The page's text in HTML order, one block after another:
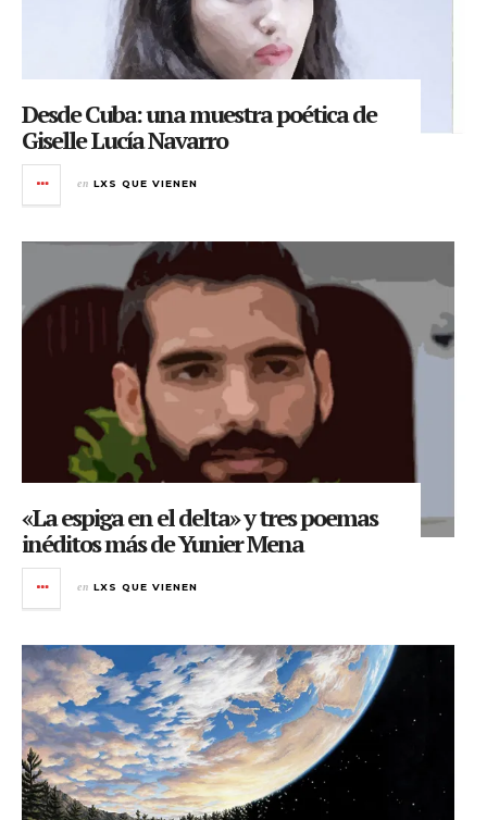
Desde Cuba: una muestra poética de
Giselle Lucía Navarro
en LXS QUE VIENEN
«La espiga en el delta» y tres poemas
inéditos más de Yunier Mena
en LXS QUE VIENEN